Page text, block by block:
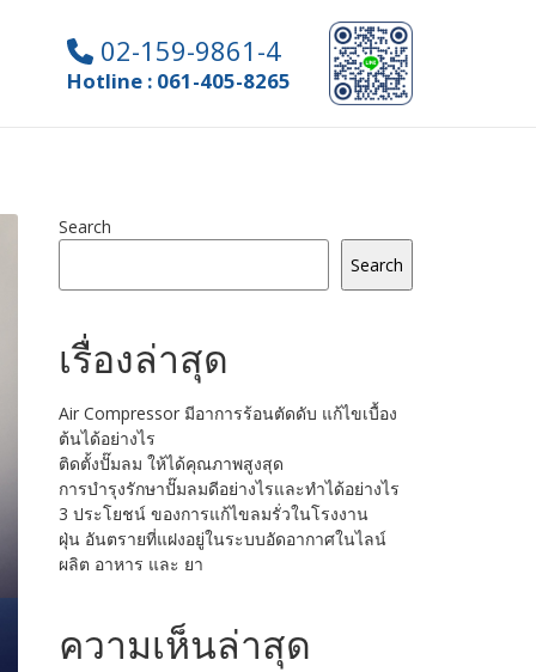
02-159-9861-4
Hotline : 061-405-8265
Search
Search
เรื่องล่าสุด
Air Compressor มีอาการร้อนตัดดับ แก้ไขเบื้อง
ต้นได้อย่างไร
ติดตั้งปั๊มลม ให้ได้คุณภาพสูงสุด
การบำรุงรักษาปั๊มลมดีอย่างไรและทำได้อย่างไร
3 ประโยชน์ ของการแก้ไขลมรั่วในโรงงาน
ฝุ่น อันตรายที่แฝงอยู่ในระบบอัดอากาศในไลน์
ผลิต อาหาร และ ยา
ความเห็นล่าสุด